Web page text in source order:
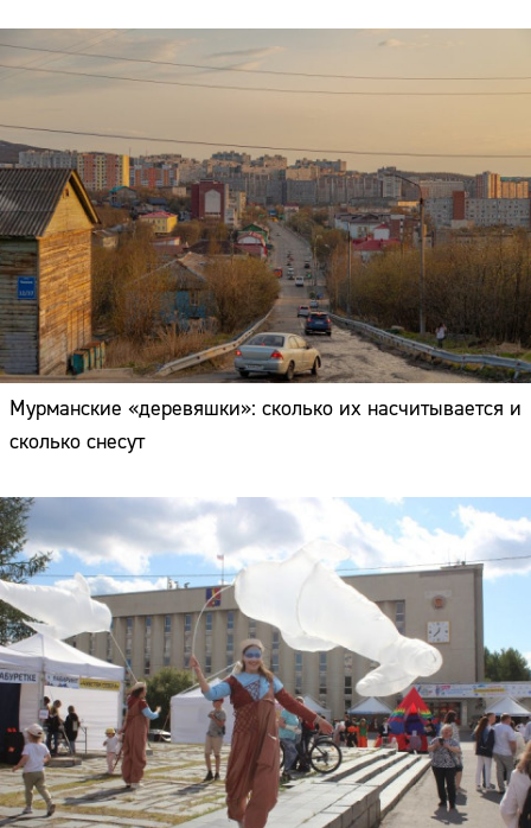
Мурманские «деревяшки»: сколько их насчитывается и
сколько снесут